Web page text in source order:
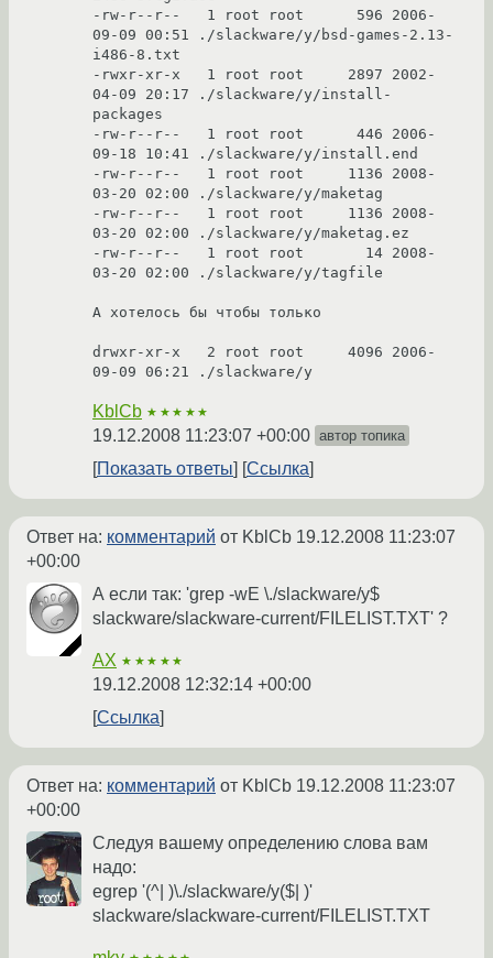
-rw-r--r--   1 root root      596 2006-
09-09 00:51 ./slackware/y/bsd-games-2.13-
i486-8.txt
-rwxr-xr-x   1 root root     2897 2002-
04-09 20:17 ./slackware/y/install-
packages
-rw-r--r--   1 root root      446 2006-
09-18 10:41 ./slackware/y/install.end
-rw-r--r--   1 root root     1136 2008-
03-20 02:00 ./slackware/y/maketag
-rw-r--r--   1 root root     1136 2008-
03-20 02:00 ./slackware/y/maketag.ez
-rw-r--r--   1 root root       14 2008-
03-20 02:00 ./slackware/y/tagfile
А хотелось бы чтобы только
drwxr-xr-x   2 root root     4096 2006-
09-09 06:21 ./slackware/y
KblCb ★★★★★
19.12.2008 11:23:07 +00:00 автор топика
Показать ответы Ссылка
Ответ на: комментарий от KblCb 19.12.2008 11:23:07
+00:00
А если так: 'grep -wE \./slackware/y$
slackware/slackware-current/FILELIST.TXT' ?
AX ★★★★★
19.12.2008 12:32:14 +00:00
Ссылка
Ответ на: комментарий от KblCb 19.12.2008 11:23:07
+00:00
Следуя вашему определению слова вам
надо:
egrep '(^| )\./slackware/y($| )'
slackware/slackware-current/FILELIST.TXT